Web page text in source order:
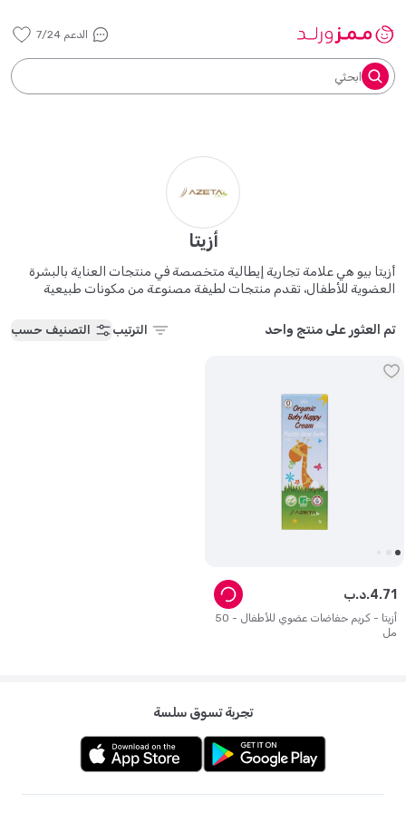
الدعم 7/24
ابحثي
أزيتا
أزيتا بيو هي علامة تجارية إيطالية متخصصة في منتجات العناية بالبشرة
العضوية للأطفال، تقدم منتجات لطيفة مصنوعة من مكونات طبيعية
الكيميائية الضارة، وتوفر تركيباتها عناية آمنة ومغذية لبشرة الأطفال
الحساسة.
تم العثور على منتج واحد الترتيب التصنيف حسب
أزيتا - كريم حفاضات عضوي للأطفال - 50
مل
د.ب.4.71
تجربة تسوق سلسة